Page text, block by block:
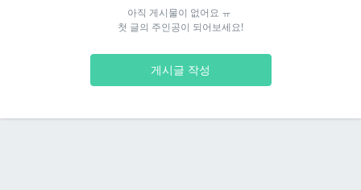
아직 게시물이 없어요 ㅠ
첫 글의 주인공이 되어보세요!
게시글 작성